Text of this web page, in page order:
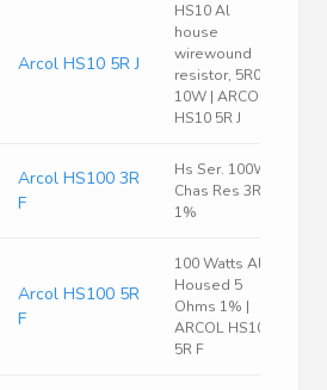
Arcol HS10 5R J
HS10 Al
house
wirewound
resistor, 5R0
10W | ARCOL
HS10 5R J
Arcol HS100 3R
F
Hs Ser. 100W
Chas Res 3R
1%
Arcol HS100 5R
F
100 Watts Al
Housed 5
Ohms 1% |
ARCOL HS100
5R F